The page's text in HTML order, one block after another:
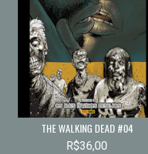
THE WALKING DEAD #04
R$36,00